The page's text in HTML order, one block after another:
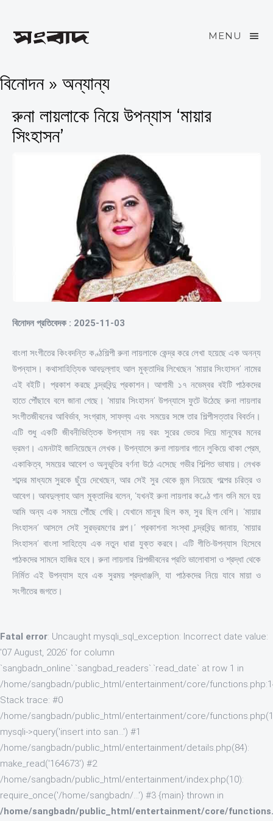
MENU
বিনোদন » অন্যান্য
রুনা লায়লাকে নিয়ে উপন্যাস ‘মায়ার
সিংহাসন’
বিনোদন প্রতিবেদক : 2025-11-03
বাংলা সংগীতের কিংবদন্তি কণ্ঠশিল্পী রুনা লায়লাকে কেন্দ্র করে লেখা হয়েছে এক অনন্য
উপন্যাস। কথাসাহিত্যিক আবদুল্লাহ আল মুক্তাদির লিখেছেন ‘মায়ার সিংহাসন’ নামের
এই বইটি। প্রকাশ করছে চন্দ্রবিন্দু প্রকাশন। আগামী ১৭ নভেম্বর বইটি পাঠকদের
হাতে পৌঁছাবে বলে জানা গেছে। ‘মায়ার সিংহাসন’ উপন্যাসে ফুটে উঠেছে রুনা লায়লার
সংগীতজীবনের আবির্ভাব, সংগ্রাম, সাফল্য এবং সময়ের সঙ্গে তার শিল্পীসত্তার বিবর্তন।
এটি শুধু একটি জীবনীভিত্তিক উপন্যাস নয় বরং সুরের ভেতর দিয়ে মানুষের মনের
ভ্রমণ। এমনটাই জানিয়েছেন লেখক। উপন্যাসে রুনা লায়লার গানে লুকিয়ে থাকা প্রেম,
একাকিত্ব, সময়ের আবেশ ও অনুভূতির বর্ণনা উঠে এসেছে গভীর শিল্পিত ভাষায়। লেখক
শব্দের মাধ্যমে সুরকে ছুঁয়ে দেখেছেন, আর সেই সুর থেকে জন্ম নিয়েছে গল্পের চরিত্র ও
আবেগ। আবদুল্লাহ আল মুক্তাদির বলেন, ‘যখনই রুনা লায়লার কণ্ঠে গান শুনি মনে হয়
আমি অন্য এক সময়ে পৌঁছে গেছি। যেখানে মানুষ ছিল কম, সুর ছিল বেশি। ‘মায়ার
সিংহাসন’ আসলে সেই সুরভ্রমণের গল্প।’ প্রকাশনা সংস্থা চন্দ্রবিন্দু জানায়, ‘মায়ার
সিংহাসন’ বাংলা সাহিত্যে এক নতুন ধারা যুক্ত করবে। এটি গীতি-উপন্যাস হিসেবে
পাঠকদের সামনে হাজির হবে। রুনা লায়লার শিল্পজীবনের প্রতি ভালোবাসা ও শ্রদ্ধা থেকে
নির্মিত এই উপন্যাস হবে এক সুরময় শ্রদ্ধাঞ্জলি, যা পাঠকদের নিয়ে যাবে মায়া ও
সংগীতের জগতে।
Fatal error: Uncaught mysqli_sql_exception: Incorrect date value:
'07 August, 2026' for column
`sangbadn_online`.`sangbad_readers`.`read_date` at row 1 in
/home/sangbadn/public_html/entertainment/core/
Stack trace: #0
/home/sangbadn/public_html/entertainment/core/
mysqli->query('insert into san...') #1
/home/sangbadn/public_html/entertainment/details.php(84):
make_read('164673') #2
/home/sangbadn/public_html/entertainment/index.php(10):
require_once('/home/sangbadn/...') #3 {main} thrown in
/home/sangbadn/public_html/entertainment/core/